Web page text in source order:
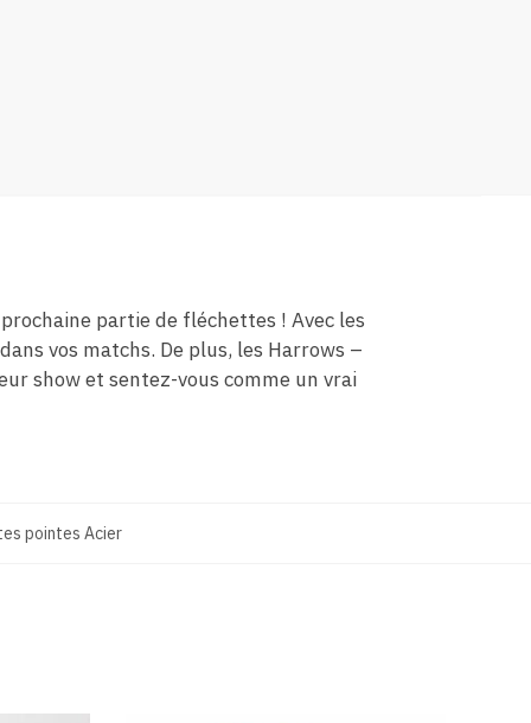
partie de fléchettes ! Avec les
vos matchs. De plus, les Harrows –
show et sentez-vous comme un vrai
pointes Acier